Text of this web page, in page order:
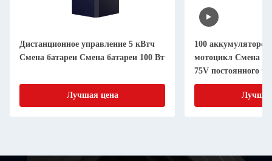
Дистанционное управление 5 кВтч
Смена батареи Смена батареи 100 Вт
Лучшая цена
100
мотоцикл Смена
75V постоянного
электроэнергии